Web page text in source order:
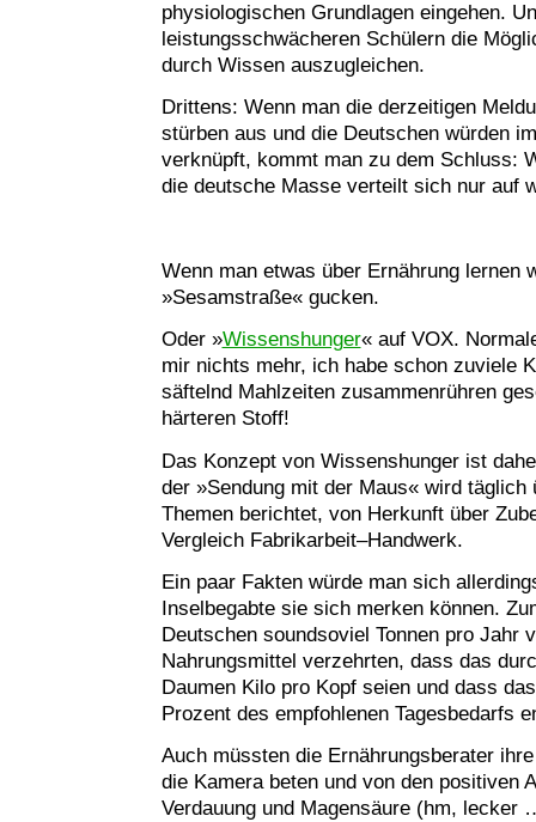
physiologischen Grundlagen eingehen.
leistungsschwächeren Schülern die
durch Wissen auszugleichen.
Drittens: Wenn man die derzeitigen
stürben aus und die Deutschen würden
verknüpft, kommt man zu dem Schluss:
die deutsche Masse verteilt sich nur auf
Wenn man etwas über Ernährung lernen
»Sesamstraße« gucken.
Oder »Wissenshunger« auf VOX.
mir nichts mehr, ich habe schon zuviele
säftelnd Mahlzeiten zusammenrühren
härteren Stoff!
Das Konzept von Wissenshunger ist
der »Sendung mit der Maus« wird täglich
Themen berichtet, von Herkunft über
Vergleich Fabrikarbeit–Handwerk.
Ein paar Fakten würde man sich
Inselbegabte sie sich merken können.
Deutschen soundsoviel Tonnen pro Jahr
Nahrungsmittel verzehrten, dass das
Daumen Kilo pro Kopf seien und dass
Prozent des empfohlenen Tagesbedarfs
Auch müssten die Ernährungsberater
die Kamera beten und von den positiven
Verdauung und Magensäure (hm, lecker